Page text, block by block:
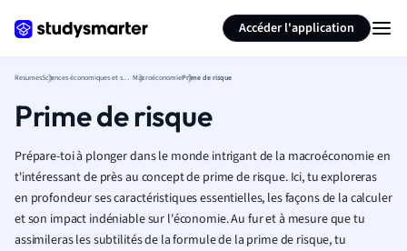
Accéder l'application
Resumes Sciences économiques et sociales MacroéconomiePrime de risque
Prime de risque
Prépare-toi à plonger dans le monde intrigant de la macroéconomie en
t'intéressant de près au concept de prime de risque. Ici, tu exploreras
en profondeur ses caractéristiques essentielles, les façons de la calculer
et son impact indéniable sur l'économie. Au fur et à mesure que tu
assimileras les subtilités de la formule de la prime de risque, tu
Résumer la page